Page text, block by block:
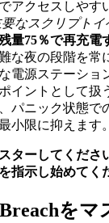
アクセスしやす
要なスクリプト
量75％で再充電
な夜の段階を常
電源ステーショ
イントとして扱
パニック状態で
小限に抑えます。
ターしてくださ
指示し始めてく
をマ